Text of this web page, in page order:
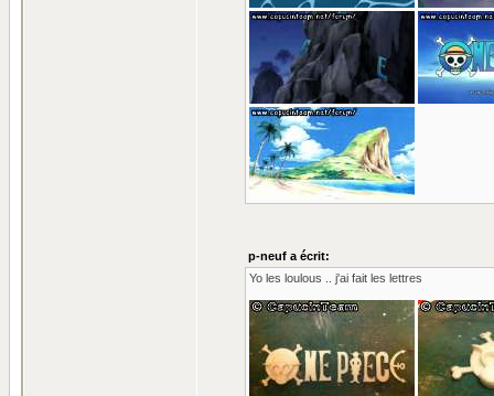
p-neuf a écrit:
Yo les loulous .. j'ai fait les lettres